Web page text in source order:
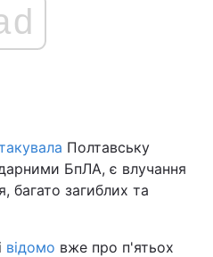
Полтавську
БпЛА, є влучання
багато загиблих та
відомо вже про п'ятьох